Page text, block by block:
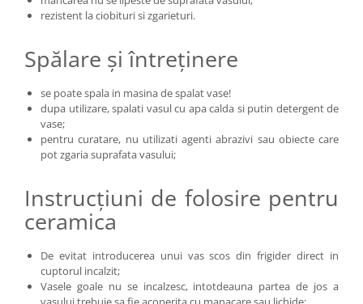
rezistent la ciobituri si zgarieturi.
Spălare și întreținere
se poate spala in masina de spalat vase!
dupa utilizare, spalati vasul cu apa calda si putin detergent de
vase;
pentru curatare, nu utilizati agenti abrazivi sau obiecte care
pot zgaria suprafata vasului;
Instrucțiuni de folosire pentru
ceramica
De evitat introducerea unui vas scos din frigider direct in
cuptorul incalzit;
Vasele goale nu se incalzesc, intotdeauna partea de jos a